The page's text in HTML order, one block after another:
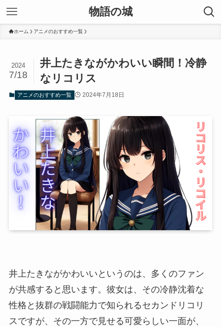
物語の城
ホーム アニメのおすすめ一覧
井上たきながかわいい瞬間！冷静
なリコリス
2024
7/18
アニメのおすすめ一覧 2024年7月18日
井上たきながかわいいというのは、多くのファン
が共感すると思います。彼女は、その冷静沈着な
性格と抜群の戦闘能力で知られるセカンドリコリ
スですが、その一方で見せる可愛らしい一面が、